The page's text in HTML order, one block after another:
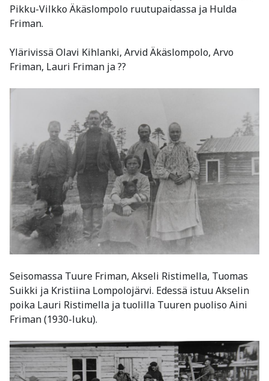
Pikku-Vilkko Äkäslompolo ruutupaidassa ja Hulda
Friman.
Ylärivissä Olavi Kihlanki, Arvid Äkäslompolo, Arvo
Friman, Lauri Friman ja ??
Seisomassa Tuure Friman, Akseli Ristimella, Tuomas
Suikki ja Kristiina Lompolojärvi. Edessä istuu Akselin
poika Lauri Ristimella ja tuolilla Tuuren puoliso Aini
Friman (1930-luku).